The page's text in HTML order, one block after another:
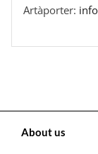
Artàporter:
About us